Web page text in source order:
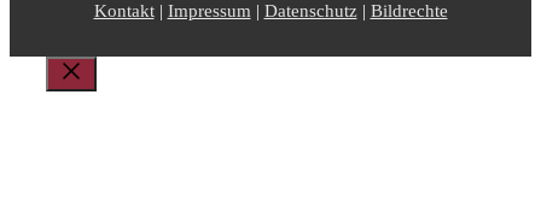
Kontakt| Impressum| Datenschutz| Bildrechte
Schließen